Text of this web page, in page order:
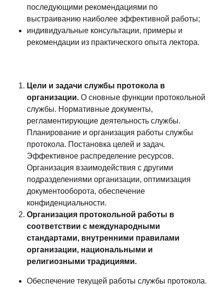
последующими рекомендациями по
выстраиванию наиболее эффективной работы;
индивидуальные консультации, примеры и
рекомендации из практического опыта лектора.
Цели и задачи службы протокола в
организации. О сновные функции протокольной
службы. Нормативные документы,
регламентирующие деятельность службы.
Планирование и организация работы службы
протокола. Постановка целей и задач.
Эффективное распределение ресурсов.
Организация взаимодействия с другими
подразделениями организации, оптимизация
документооборота, обеспечение
конфиденциальности.
Организация протокольной работы в
соответствии с международными
стандартами, внутренними правилами
организации, национальными и
религиозными традициями.
Обеспечение текущей работы службы протокола.